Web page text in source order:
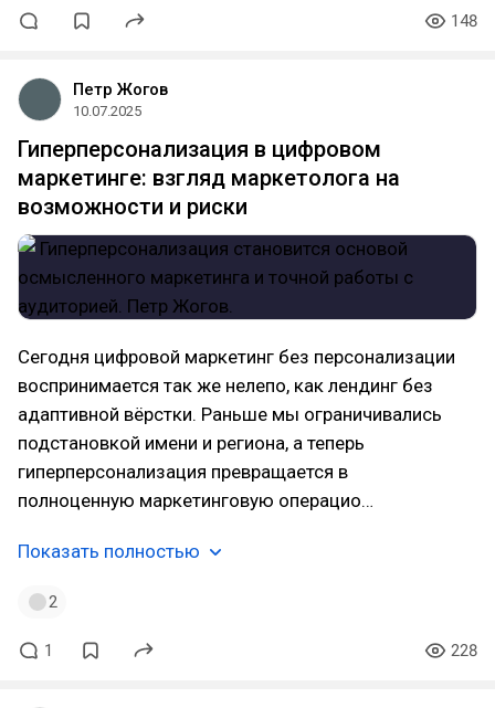
148
Петр Жогов
10.07.2025
Гиперперсонализация в цифровом
маркетинге: взгляд маркетолога на
возможности и риски
Сегодня цифровой маркетинг без персонализации
воспринимается так же нелепо, как лендинг без
адаптивной вёрстки. Раньше мы ограничивались
подстановкой имени и региона, а теперь
гиперперсонализация превращается в
полноценную маркетинговую операцио…
Показать полностью
2
1 228